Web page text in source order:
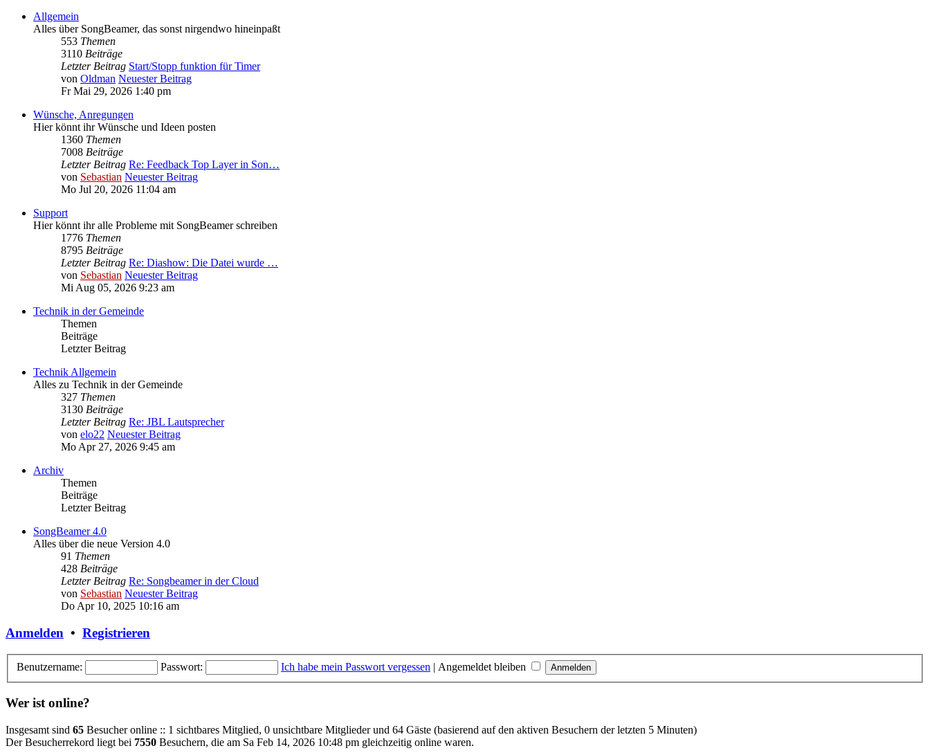
Allgemein
Alles über SongBeamer, das sonst nirgendwo hineinpaßt
553 Themen
3110 Beiträge
Letzter Beitrag Start/Stopp funktion für Timer
von Oldman Neuester Beitrag
Fr Mai 29, 2026 1:40 pm
Wünsche, Anregungen
Hier könnt ihr Wünsche und Ideen posten
1360 Themen
7008 Beiträge
Letzter Beitrag Re: Feedback Top Layer in Son…
von Sebastian Neuester Beitrag
Mo Jul 20, 2026 11:04 am
Support
Hier könnt ihr alle Probleme mit SongBeamer schreiben
1776 Themen
8795 Beiträge
Letzter Beitrag Re: Diashow: Die Datei wurde …
von Sebastian Neuester Beitrag
Mi Aug 05, 2026 9:23 am
Technik in der Gemeinde
Themen
Beiträge
Letzter Beitrag
Technik Allgemein
Alles zu Technik in der Gemeinde
327 Themen
3130 Beiträge
Letzter Beitrag Re: JBL Lautsprecher
von elo22 Neuester Beitrag
Mo Apr 27, 2026 9:45 am
Archiv
Themen
Beiträge
Letzter Beitrag
SongBeamer 4.0
Alles über die neue Version 4.0
91 Themen
428 Beiträge
Letzter Beitrag Re: Songbeamer in der Cloud
von Sebastian Neuester Beitrag
Do Apr 10, 2025 10:16 am
Anmelden • Registrieren
Benutzername: Passwort: Ich habe mein Passwort vergessen | Angemeldet bleiben
Wer ist online?
Insgesamt sind 65 Besucher online :: 1 sichtbares Mitglied, 0 unsichtbare Mitglieder und 64 Gäste (basierend auf den aktiven Besuchern der letzten 5 Minuten)
Der Besucherrekord liegt bei 7550 Besuchern, die am Sa Feb 14, 2026 10:48 pm gleichzeitig online waren.